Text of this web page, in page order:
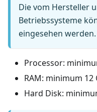
Die vom Hersteller
Betriebssysteme
eingesehen werden.
Processor:
RAM: minimum 12
Hard Disk: